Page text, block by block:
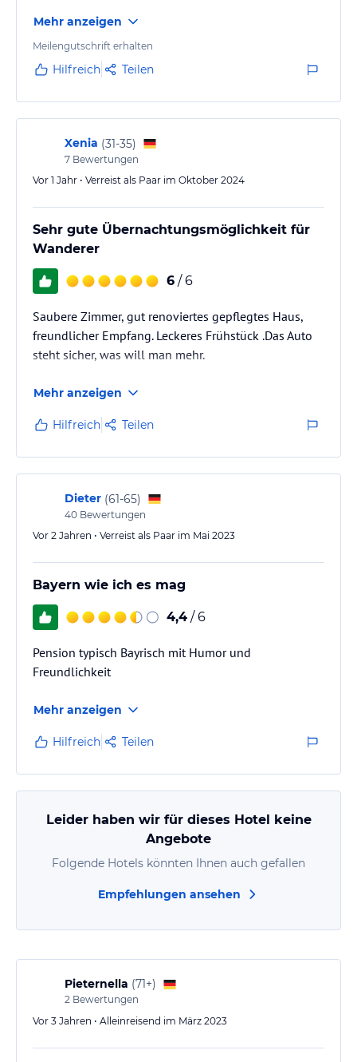
Mehr anzeigen
Meilengutschrift erhalten
Hilfreich Teilen
Xenia (31-35)
7 Bewertungen
Vor 1 Jahr • Verreist als Paar im Oktober 2024
Sehr gute Übernachtungsmöglichkeit für
Wanderer
6 / 6
Saubere Zimmer, gut renoviertes gepflegtes Haus,
freundlicher Empfang. Leckeres Frühstück .Das Auto
steht sicher, was will man mehr.
Mehr anzeigen
Hilfreich Teilen
Dieter (61-65)
40 Bewertungen
Vor 2 Jahren • Verreist als Paar im Mai 2023
Bayern wie ich es mag
4,4 / 6
Pension typisch Bayrisch mit Humor und
Freundlichkeit
Mehr anzeigen
Hilfreich Teilen
Leider haben wir für dieses Hotel keine
Angebote
Folgende Hotels könnten Ihnen auch gefallen
Empfehlungen ansehen
Pieternella (71+)
2 Bewertungen
Vor 3 Jahren • Alleinreisend im März 2023